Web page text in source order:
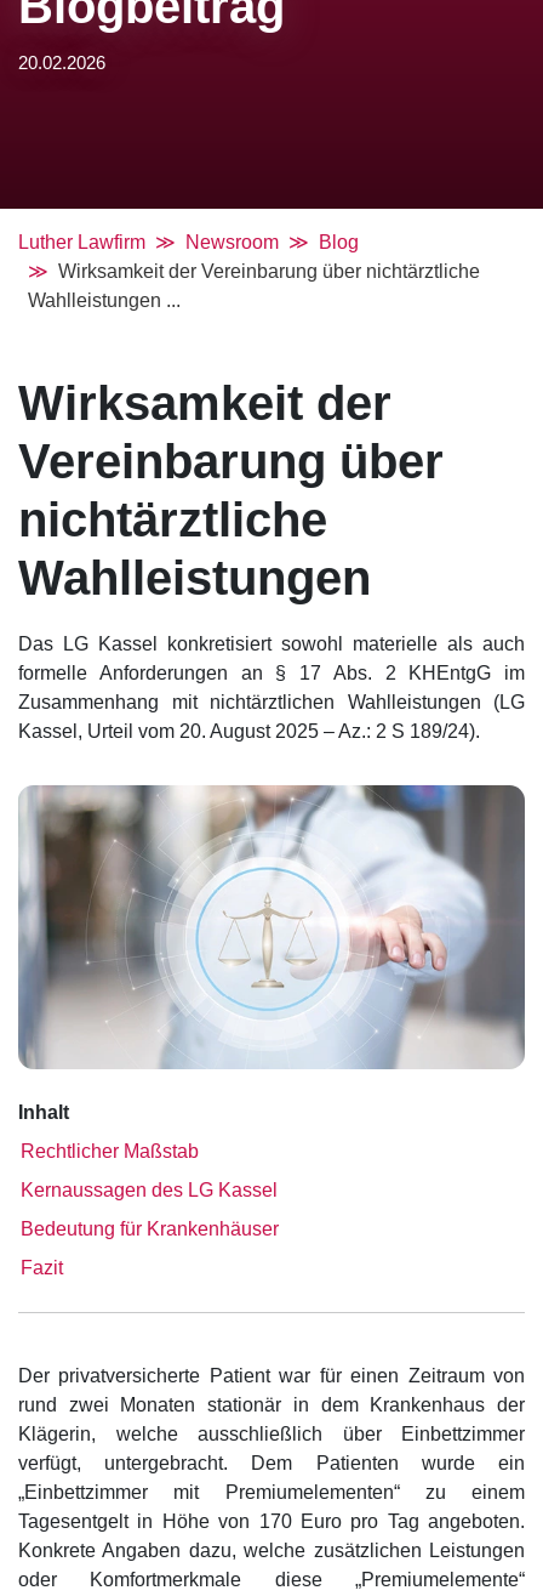
20.02.2026
Luther Lawfirm Newsroom
Blog
Wirksamkeit der Vereinbarung über nichtärztliche
Wahlleistungen ...
Wirksamkeit der
Vereinbarung über
nichtärztliche
Wahlleistungen
Das LG Kassel konkretisiert sowohl materielle als auch
formelle Anforderungen an § 17 Abs. 2 KHEntgG im
Zusammenhang mit nichtärztlichen Wahlleistungen (LG
Kassel, Urteil vom 20. August 2025 – Az.: 2 S 189/24).
Inhalt
Rechtlicher Maßstab
Kernaussagen des LG Kassel
Bedeutung für Krankenhäuser
Fazit
Der privatversicherte Patient war für einen Zeitraum von
rund zwei Monaten stationär in dem Krankenhaus der
Klägerin, welche ausschließlich über Einbettzimmer
verfügt, untergebracht. Dem Patienten wurde ein
„Einbettzimmer mit Premiumelementen“ zu einem
Tagesentgelt in Höhe von 170 Euro pro Tag angeboten.
Konkrete Angaben dazu, welche zusätzlichen Leistungen
oder Komfortmerkmale diese „Premiumelemente“